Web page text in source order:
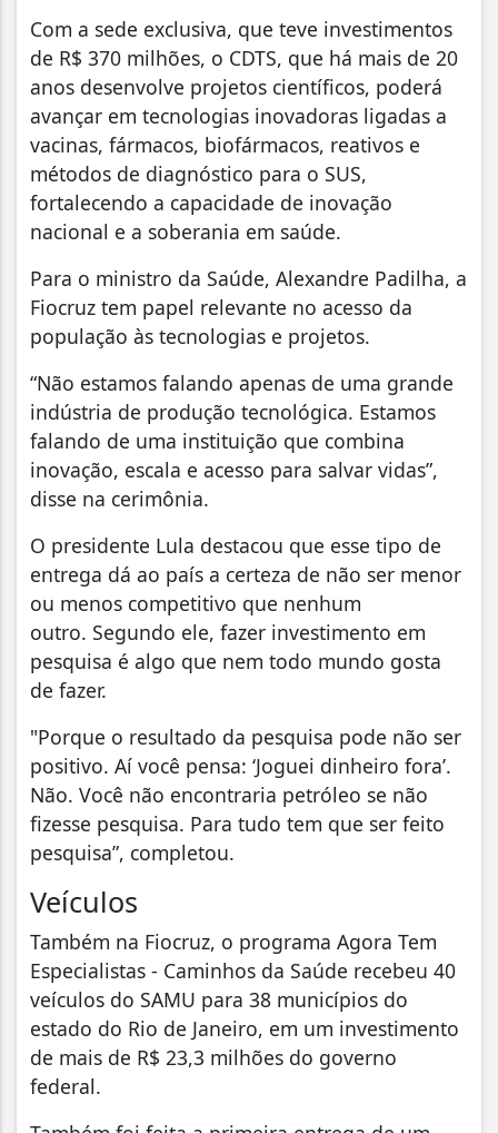
Com a sede exclusiva, que teve investimentos
de R$ 370 milhões, o CDTS, que há mais de 20
anos desenvolve projetos científicos, poderá
avançar em tecnologias inovadoras ligadas a
vacinas, fármacos, biofármacos, reativos e
métodos de diagnóstico para o SUS,
fortalecendo a capacidade de inovação
nacional e a soberania em saúde.
Para o ministro da Saúde, Alexandre Padilha, a
Fiocruz tem papel relevante no acesso da
população às tecnologias e projetos.
“Não estamos falando apenas de uma grande
indústria de produção tecnológica. Estamos
falando de uma instituição que combina
inovação, escala e acesso para salvar vidas”,
disse na cerimônia.
O presidente Lula destacou que esse tipo de
entrega dá ao país a certeza de não ser menor
ou menos competitivo que nenhum
outro. Segundo ele, fazer investimento em
pesquisa é algo que nem todo mundo gosta
de fazer.
"Porque o resultado da pesquisa pode não ser
positivo. Aí você pensa: ‘Joguei dinheiro fora’.
Não. Você não encontraria petróleo se não
fizesse pesquisa. Para tudo tem que ser feito
pesquisa”, completou.
Veículos
Também na Fiocruz, o programa Agora Tem
Especialistas - Caminhos da Saúde recebeu 40
veículos do SAMU para 38 municípios do
estado do Rio de Janeiro, em um investimento
de mais de R$ 23,3 milhões do governo
federal.